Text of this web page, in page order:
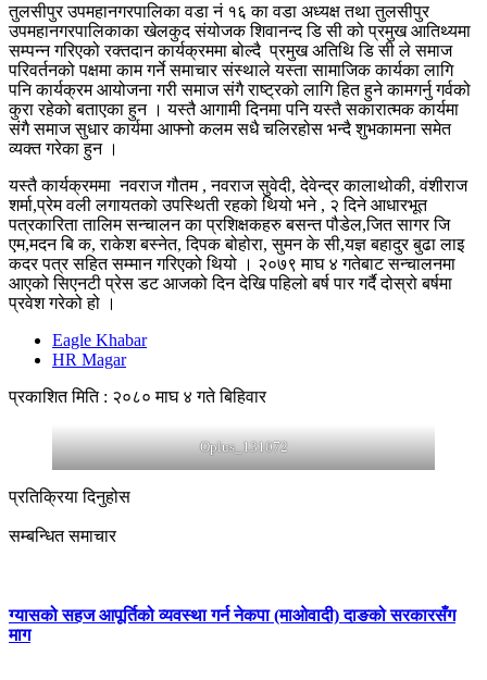
तुलसीपुर उपमहानगरपालिका वडा नं १६ का वडा अध्यक्ष तथा तुलसीपुर
उपमहानगरपालिकाका खेलकुद संयोजक शिवानन्द डि सी को प्रमुख आतिथ्यमा
सम्पन्न गरिएको रक्तदान कार्यक्रममा बोल्दै प्रमुख अतिथि डि सी ले समाज
परिवर्तनको पक्षमा काम गर्ने समाचार संस्थाले यस्ता सामाजिक कार्यका लागि
पनि कार्यक्रम आयोजना गरी समाज संगै राष्ट्रको लागि हित हुने कामगर्नु गर्वको
कुरा रहेको बताएका हुन । यस्तै आगामी दिनमा पनि यस्तै सकारात्मक कार्यमा
संगै समाज सुधार कार्यमा आफ्नो कलम सधै चलिरहोस भन्दै शुभकामना समेत
व्यक्त गरेका हुन ।
यस्तै कार्यक्रममा नवराज गौतम , नवराज सुवेदी, देवेन्द्र कालाथोकी, वंशीराज
शर्मा,प्रेम वली लगायतको उपस्थिती रहको थियो भने , २ दिने आधारभूत
पत्रकारिता तालिम सन्चालन का प्रशिक्षकहरु बसन्त पौडेल,जित सागर जि
एम,मदन बि क, राकेश बस्नेत, दिपक बोहोरा, सुमन के सी,यज्ञ बहादुर बुढा लाइ
कदर पत्र सहित सम्मान गरिएको थियो । २०७९ माघ ४ गतेबाट सन्चालनमा
आएको सिएनटी प्रेस डट आजको दिन देखि पहिलो बर्ष पार गर्दै दोस्रो बर्षमा
प्रवेश गरेको हो ।
Eagle Khabar
HR Magar
प्रकाशित मिति : २०८० माघ ४ गते बिहिवार
Oplus_131072
प्रतिक्रिया दिनुहोस
सम्बन्धित समाचार
ग्यासको सहज आपूर्तिको व्यवस्था गर्न नेकपा (माओवादी) दाङको सरकारसँग
माग